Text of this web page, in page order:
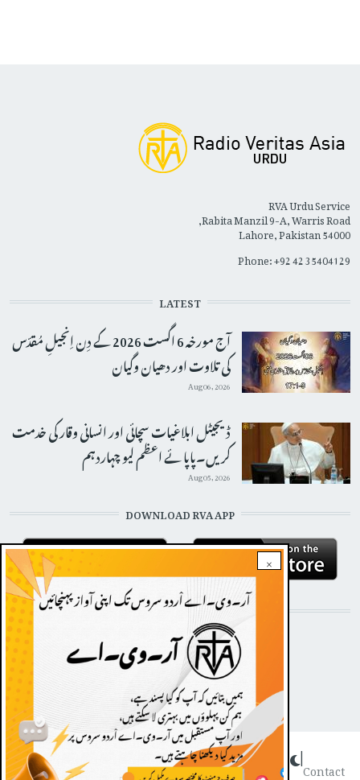
×
RVA Urdu Service
Rabita Manzil 9-A, Warris Road,
Lahore, Pakistan 54000
Phone: +92 42 35404129
LATEST
آج مورخہ 6 اگست 2026 کے دِن اِنجیلِ مُقدّس
کی تلاوت اور دھیان وگیان
Aug 06, 2026
ڈیجیٹل ابلاغیات سچائی اور انسانی وقار کی خدمت
کریں۔پاپائے اعظم لیو چہاردہم
Aug 05, 2026
DOWNLOAD RVA APP
STAY CONNECTED WITH US!
Contact
|
Dark theme